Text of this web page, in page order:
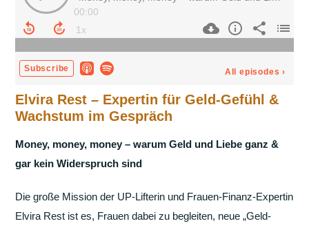
Elvira Rest – Expertin für Geld-Gefühl &
Wachstum im Gespräch
Money, money, money – warum Geld und Liebe ganz &
gar kein Widerspruch sind
Die große Mission der UP-Lifterin und Frauen-Finanz-Expertin
Elvira Rest ist es, Frauen dabei zu begleiten, neue „Geld-